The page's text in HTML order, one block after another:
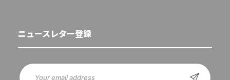
ニュースレター登録